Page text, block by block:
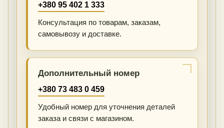
+380 95 402 1 333
Консультация по товарам, заказам,
самовывозу и доставке.
Дополнительный номер
+380 73 483 0 459
Удобный номер для уточнения деталей
заказа и связи с магазином.